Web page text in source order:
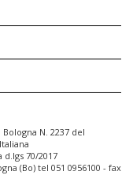
N. 2237 del
70/2017
(Bo) tel 051 0956100 - fax